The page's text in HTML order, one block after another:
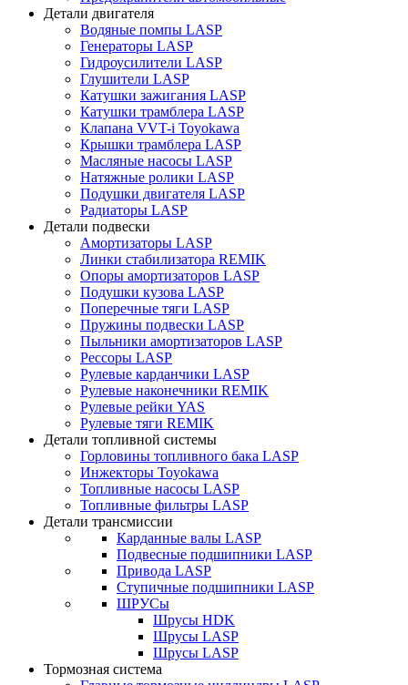
Детали двигателя
Водяные помпы LASP
Генераторы LASP
Гидроусилители LASP
Глушители LASP
Катушки зажигания LASP
Катушки трамблера LASP
Клапана VVT-i Toyokawa
Крышки трамблера LASP
Масляные насосы LASP
Натяжные ролики LASP
Подушки двигателя LASP
Радиаторы LASP
Детали подвески
Амортизаторы LASP
Линки стабилизатора REMIK
Опоры амортизаторов LASP
Подушки кузова LASP
Поперечные тяги LASP
Пружины подвески LASP
Пыльники амортизаторов LASP
Рессоры LASP
Рулевые карданчики LASP
Рулевые наконечники REMIK
Рулевые рейки YAS
Рулевые тяги REMIK
Детали топливной системы
Горловины топливного бака LASP
Инжекторы Toyokawa
Топливные насосы LASP
Топливные фильтры LASP
Детали трансмиссии
Карданные валы LASP
Подвесные подшипники LASP
Привода LASP
Ступичные подшипники LASP
ШРУСы
Шрусы HDK
Шрусы LASP
Шрусы LASP
Тормозная система